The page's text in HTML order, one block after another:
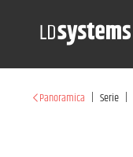
Panoramica | Serie |